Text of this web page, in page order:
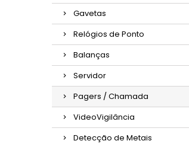
Gavetas
Relógios de Ponto
Balanças
Servidor
Pagers / Chamada
VideoVigilância
Detecção de Metais